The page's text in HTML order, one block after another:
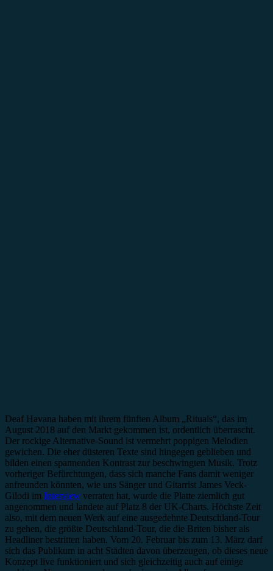
Deaf Havana haben mit ihrem fünften Album „Rituals“, das im
August 2018 auf den Markt gekommen ist, ordentlich überrascht.
Der rockige Alternative-Sound ist vermehrt poppigen Melodien
gewichen. Die eher düsteren Texte sind hingegen geblieben und
bilden einen spannenden Kontrast zur beschwingten Musik. Trotz
vorheriger Befürchtungen, dass sich manche Fans damit weniger
anfreunden könnten, wie uns Sänger und Gitarrist James Veck-
Gilodi im Interview verraten hat, wurde die Platte ziemlich gut
angenommen und landete auf Platz 8 der UK-Charts. Höchste Zeit
also, mit dem neuen Werk auf eine ausgedehnte Deutschland-Tour
zu gehen, die größte Deutschland-Tour, die die Briten bisher als
Headliner bestritten haben. Vom 20. Februar bis zum 13. März darf
sich das Publikum in acht Städten davon überzeugen, ob dieses neue
Konzept live funktioniert und sich gleichzeitig auch auf einige